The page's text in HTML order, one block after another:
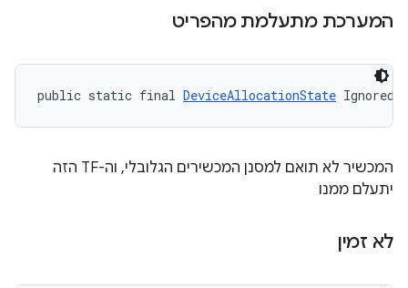
המערכת מתעלמת מהפריט
public static final DeviceAllocationState Ignored
המכשיר לא תואם למסנן המכשירים הגלובלי, וה-TF הזה
יתעלם ממנו
לא זמין